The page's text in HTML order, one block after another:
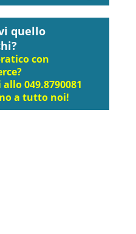
quello
con
049.8790081
a tutto noi!